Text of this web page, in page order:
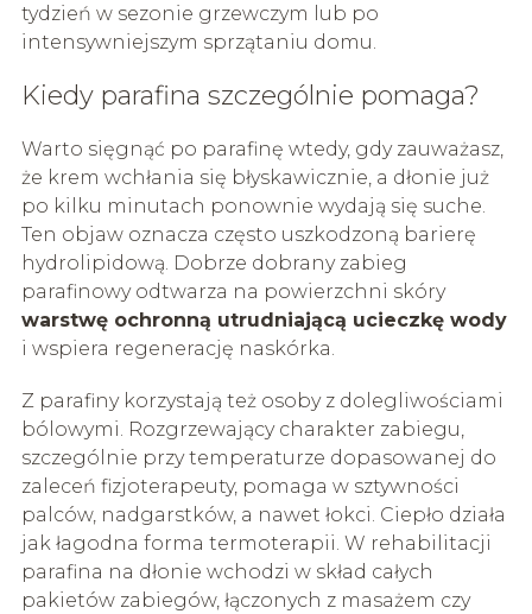
tydzień w sezonie grzewczym lub po
intensywniejszym sprzątaniu domu.
Kiedy parafina szczególnie pomaga?
Warto sięgnąć po parafinę wtedy, gdy zauważasz,
że krem wchłania się błyskawicznie, a dłonie już
po kilku minutach ponownie wydają się suche.
Ten objaw oznacza często uszkodzoną barierę
hydrolipidową. Dobrze dobrany zabieg
parafinowy odtwarza na powierzchni skóry
warstwę ochronną utrudniającą ucieczkę wody
i wspiera regenerację naskórka.
Z parafiny korzystają też osoby z dolegliwościami
bólowymi. Rozgrzewający charakter zabiegu,
szczególnie przy temperaturze dopasowanej do
zaleceń fizjoterapeuty, pomaga w sztywności
palców, nadgarstków, a nawet łokci. Ciepło działa
jak łagodna forma termoterapii. W rehabilitacji
parafina na dłonie wchodzi w skład całych
pakietów zabiegów, łączonych z masażem czy